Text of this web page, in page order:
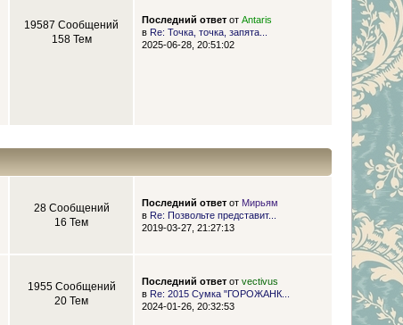
19587 Сообщений
158 Тем
Последний ответот Antaris
в Re: Точка, точка, запята...
2025-06-28, 20:51:02
28 Сообщений
16 Тем
Последний ответот Мирьям
в Re: Позвольте представит...
2019-03-27, 21:27:13
1955 Сообщений
20 Тем
Последний ответот vectivus
в Re: 2015 Сумка "ГОРОЖАНК...
2024-01-26, 20:32:53